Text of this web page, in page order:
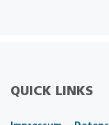
QUICK LINKS